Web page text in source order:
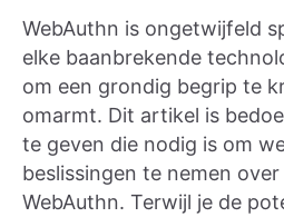
WebAuthn is ongetwijfeld
elke baanbrekende
om een ​​grondig begrip te
omarmt. Dit artikel is
te geven die nodig is om
beslissingen te nemen
WebAuthn. Terwijl je de